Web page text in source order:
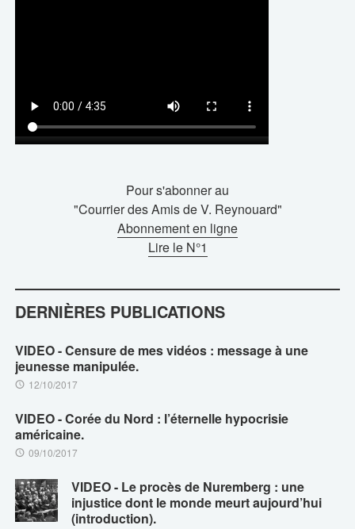
Pour s'abonner au
"Courrier des Amis de V. Reynouard"
Abonnement en ligne
Lire le N°1
DERNIÈRES PUBLICATIONS
VIDEO - Censure de mes vidéos : message à une
jeunesse manipulée.
12/10/2017
VIDEO - Corée du Nord : l’éternelle hypocrisie
américaine.
09/10/2017
VIDEO - Le procès de Nuremberg : une
injustice dont le monde meurt aujourd’hui
(introduction).